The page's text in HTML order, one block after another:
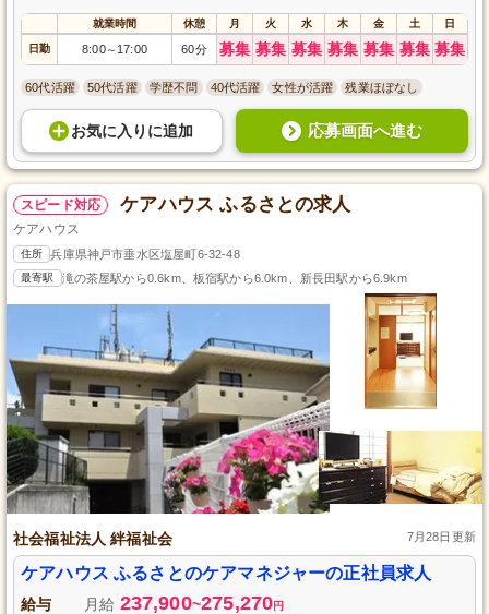
就業時間 休憩 月 火 水 木 金 土 日
日勤 8:00～ 17:00 60分 募集 募集 募集 募集 募集 募集 募集
60代活躍 50代活躍 学歴不問 40代活躍 女性が活躍 残業ほぼなし
お気に入り に追加 応募画面へ進む
スピード対応 ケアハウス ふるさとの求人
ケアハウス
住所 兵庫県神戸市垂水区塩屋町6-32-48
最寄駅 滝の茶屋駅から0.6km、板宿駅から6.0km、新長田駅から6.9km
社会福祉法人 絆福祉会 7月28日更新
ケアハウス ふるさとのケアマネジャーの正社員求人
給与 月給 237,900~275,270円